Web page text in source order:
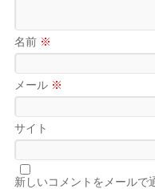
名前 ※
メール ※
サイト
新しいコメントをメールで